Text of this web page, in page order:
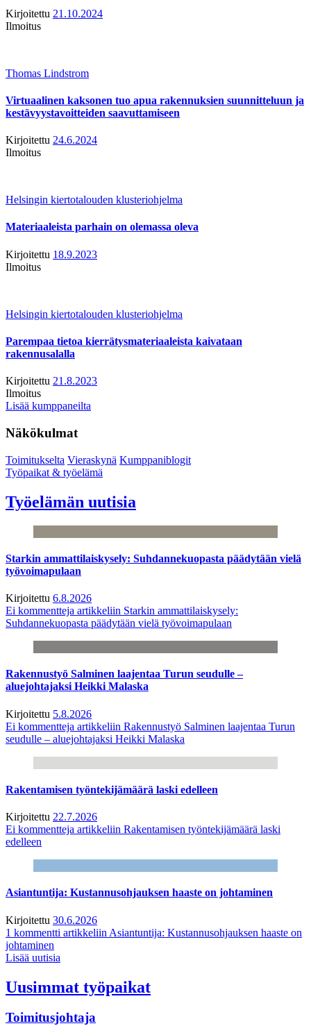
Kirjoitettu 21.10.2024
Ilmoitus
Thomas Lindstrom
Virtuaalinen kaksonen tuo apua rakennuksien suunnitteluun ja
kestävyystavoitteiden saavuttamiseen
Kirjoitettu 24.6.2024
Ilmoitus
Helsingin kiertotalouden klusteriohjelma
Materiaaleista parhain on olemassa oleva
Kirjoitettu 18.9.2023
Ilmoitus
Helsingin kiertotalouden klusteriohjelma
Parempaa tietoa kierrätysmateriaaleista kaivataan
rakennusalalla
Kirjoitettu 21.8.2023
Ilmoitus
Lisää kumppaneilta
Näkökulmat
Toimitukselta Vieraskynä Kumppaniblogit
Työpaikat & työelämä
Työelämän uutisia
Starkin ammattilaiskysely: Suhdannekuopasta päädytään vielä
työvoimapulaan
Kirjoitettu 6.8.2026
Ei kommentteja artikkeliin Starkin ammattilaiskysely:
Suhdannekuopasta päädytään vielä työvoimapulaan
Rakennustyö Salminen laajentaa Turun seudulle –
aluejohtajaksi Heikki Malaska
Kirjoitettu 5.8.2026
Ei kommentteja artikkeliin Rakennustyö Salminen laajentaa Turun
seudulle – aluejohtajaksi Heikki Malaska
Rakentamisen työntekijämäärä laski edelleen
Kirjoitettu 22.7.2026
Ei kommentteja artikkeliin Rakentamisen työntekijämäärä laski
edelleen
Asiantuntija: Kustannusohjauksen haaste on johtaminen
Kirjoitettu 30.6.2026
1 kommentti artikkeliin Asiantuntija: Kustannusohjauksen haaste on
johtaminen
Lisää uutisia
Uusimmat työpaikat
Toimitusjohtaja